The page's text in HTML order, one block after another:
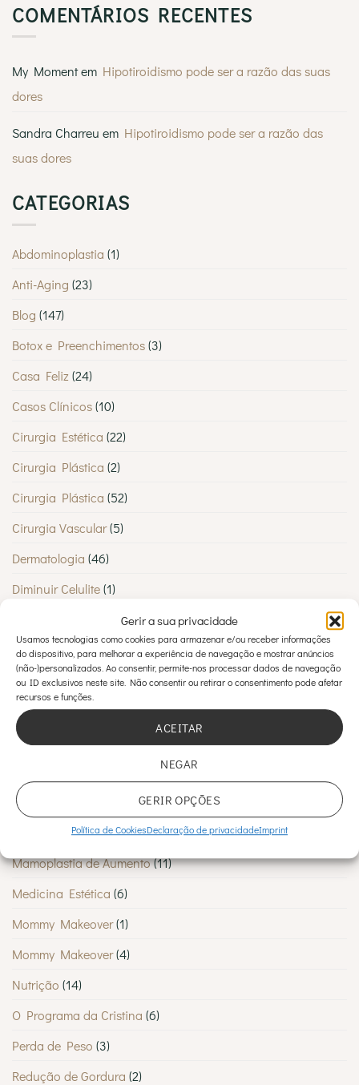
Gerir a sua privacidade
Usamos tecnologias como cookies para armazenar e/ou receber informações
do dispositivo, para melhorar a experiência de navegação e mostrar anúncios
(não-)personalizados. Ao consentir, permite-nos processar dados de navegação
ou ID exclusivos neste site. Não consentir ou retirar o consentimento pode afetar
recursos e funções.
ACEITAR
NEGAR
GERIR OPÇÕES
Política de CookiesDeclaração de privacidadeImprint
visualize
instantaneamente
Procura
o
Saiba
é
escolhida
tantos
COMENTÁRIOS RECENTES
My Momentem Hipotiroidismo pode ser a razão das suas
dores
Sandra Charreu em Hipotiroidismo pode ser a razão das
suas dores
CATEGORIAS
Abdominoplastia (1)
Anti-Aging (23)
Blog (147)
Botox e Preenchimentos(3)
Casa Feliz (24)
Casos Clínicos(10)
Cirurgia Estética (22)
Cirurgia Plástica (2)
Cirurgia Plástica (52)
Cirurgia Vascular(5)
Dermatologia (46)
Diminuir Celulite(1)
Estética Corporal(12)
Estética Facial(7)
Estética Pós-parto(3)
Estética Pré-parto
Lipoescultura
Lipoescultura(2)
Mamoplastia de Aumento(11)
Medicina Estética (6)
Mommy Makeover(1)
Mommy Makeover(4)
Nutrição (14)
O Programa da Cristina (6)
Perda de Peso (3)
Redução de Gordura (2)